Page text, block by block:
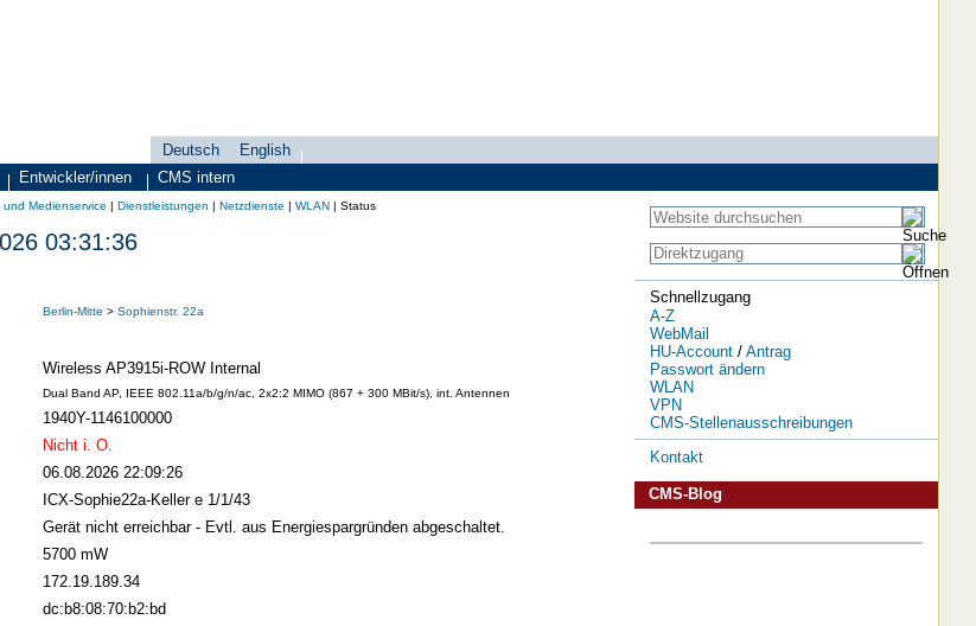
Entwickler/innen CMS intern
Sprachauswahl
Deutsch
English
search-menu
und Medienservice | Dienstleistungen | Netzdienste | WLAN | Status
03:31:36
Berlin-Mitte > Sophienstr. 22a
Wireless AP3915i-ROW Internal
Dual Band AP, IEEE 802.11a/b/g/n/ac, 2x2:2 MIMO (867 + 300 MBit/s), int. Antennen
1940Y-1146100000
Nicht i. O.
06.08.2026 22:09:26
ICX-Sophie22a-Keller e 1/1/43
Gerät nicht erreichbar - Evtl. aus Energiespargründen abgeschaltet.
5700 mW
172.19.189.34
dc:b8:08:70:b2:bd
Schnellzugang
A-Z
WebMail
HU-Account/ Antrag
Passwort ändern
WLAN
VPN
CMS-Stellenausschreibungen
Kontakt
CMS-Blog